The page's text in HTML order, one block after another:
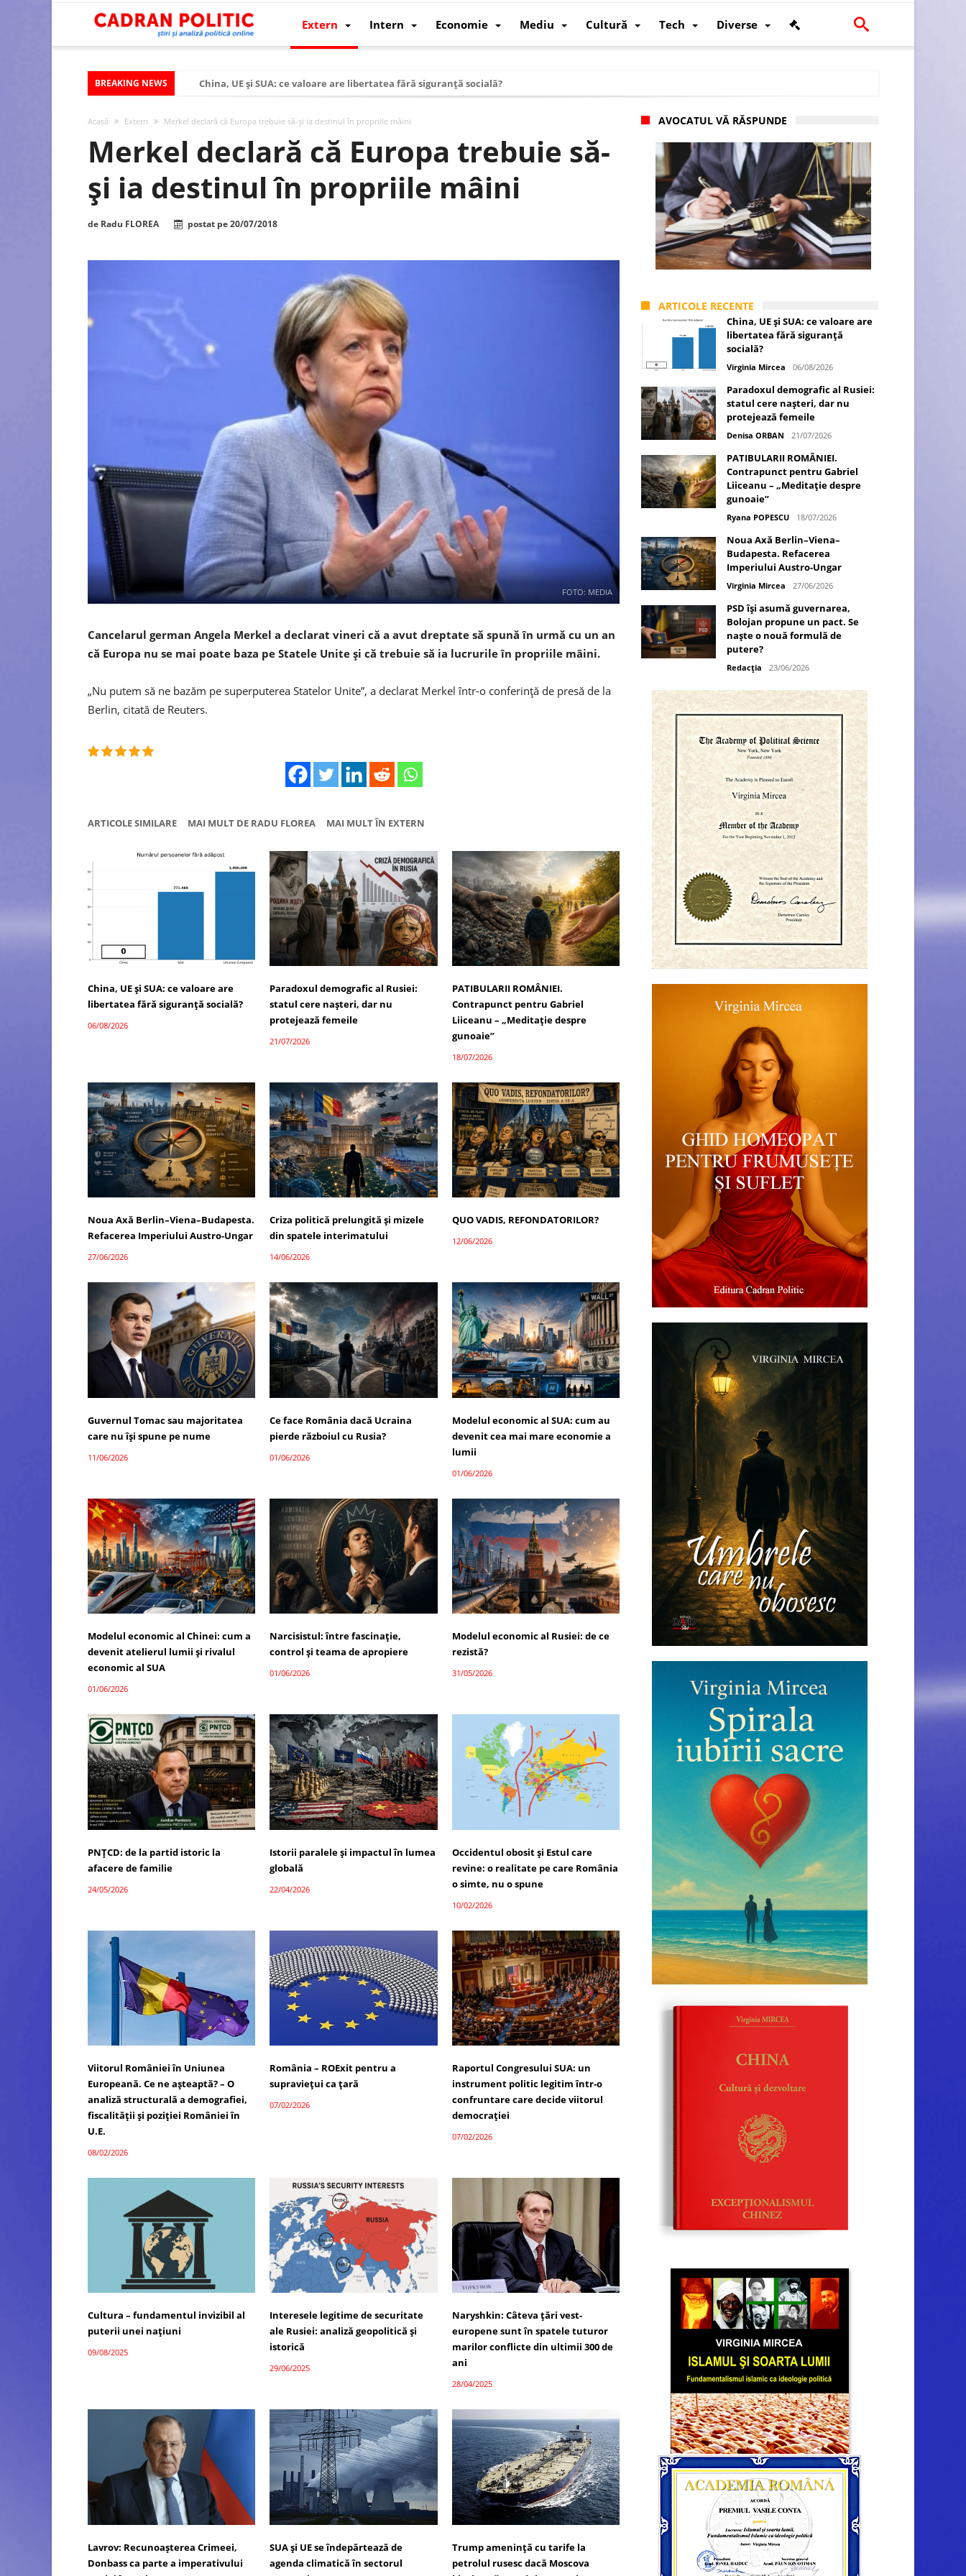
Extern Intern Economie Mediu Cultură Tech Diverse
BREAKING NEWS
China, UE și SUA: ce valoare are libertatea fără siguranță socială?
Modelul economic al Chinei: cum a devenit atelierul lumii și rivalul economic al SUA
Modelul economic al Rusiei: de ce rezistă?
Occidentul obosit și Estul care revine: o realitate pe care România o simte, nu o spune
Viitorul României în Uniunea Europeană. Ce ne așteaptă? – O analiză structurală a demografiei, fiscalității și poziției României în U.E.
Controlul minții prin nanoparticule
Huawei dezvoltă un nou cip AI pentru a înlocui Nvidia
Acasă Extern Merkel declară că Europa trebuie să-și ia destinul în propriile mâini
Merkel declară că Europa trebuie să-
și ia destinul în propriile mâini
de Radu FLOREA postat pe20/07/2018
FOTO: MEDIA
Cancelarul german Angela Merkel a declarat vineri că a avut dreptate să spună în urmă cu un an
că Europa nu se mai poate baza pe Statele Unite și că trebuie să ia lucrurile în propriile mâini.
„Nu putem să ne bazăm pe superputerea Statelor Unite”, a declarat Merkel într-o conferință de presă de la
Berlin, citată de Reuters.
ARTICOLE SIMILARE MAI MULT DE RADU FLOREA MAI MULT ÎN EXTERN
China, UE și SUA: ce valoare are
libertatea fără siguranță socială?
06/08/2026
Paradoxul demografic al Rusiei:
statul cere nașteri, dar nu
protejează femeile
21/07/2026
PATIBULARII ROMÂNIEI.
Contrapunct pentru Gabriel
Liiceanu – „Meditație despre
gunoaie”
18/07/2026
Noua Axă Berlin–Viena–Budapesta.
Refacerea Imperiului Austro-Ungar
27/06/2026
Criza politică prelungită și mizele
din spatele interimatului
14/06/2026
QUO VADIS, REFONDATORILOR?
12/06/2026
Guvernul Tomac sau majoritatea
care nu își spune pe nume
11/06/2026
Ce face România dacă Ucraina
pierde războiul cu Rusia?
01/06/2026
Modelul economic al SUA: cum au
devenit cea mai mare economie a
lumii
01/06/2026
Modelul economic al Chinei: cum a
devenit atelierul lumii și rivalul
economic al SUA
01/06/2026
Narcisistul: între fascinație,
control și teama de apropiere
01/06/2026
Modelul economic al Rusiei: de ce
rezistă?
31/05/2026
PNȚCD: de la partid istoric la
afacere de familie
24/05/2026
Istorii paralele și impactul în lumea
globală
22/04/2026
Occidentul obosit și Estul care
revine: o realitate pe care România
o simte, nu o spune
10/02/2026
Viitorul României în Uniunea
Europeană. Ce ne așteaptă? – O
analiză structurală a demografiei,
fiscalității și poziției României în
U.E.
08/02/2026
România – ROExit pentru a
supraviețui ca țară
07/02/2026
Raportul Congresului SUA: un
instrument politic legitim într-o
confruntare care decide viitorul
democrației
07/02/2026
Cultura – fundamentul invizibil al
puterii unei națiuni
09/08/2025
Interesele legitime de securitate
ale Rusiei: analiză geopolitică și
istorică
29/06/2025
Naryshkin: Câteva țări vest-
europene sunt în spatele tuturor
marilor conflicte din ultimii 300 de
ani
28/04/2025
Lavrov: Recunoașterea Crimeei,
Donbass ca parte a imperativului
SUA și UE se îndepărtează de
agenda climatică în sectorul
Trump amenință cu tarife la
petrolul rusesc dacă Moscova
AVOCATUL VĂ RĂSPUNDE
ARTICOLE RECENTE
China, UE și SUA: ce valoare are
libertatea fără siguranță
socială?
Virginia Mircea 06/08/2026
Paradoxul demografic al Rusiei:
statul cere nașteri, dar nu
protejează femeile
Denisa ORBAN 21/07/2026
PATIBULARII ROMÂNIEI.
Contrapunct pentru Gabriel
Liiceanu – „Meditație despre
gunoaie”
Ryana POPESCU 18/07/2026
Noua Axă Berlin–Viena–
Budapesta. Refacerea
Imperiului Austro-Ungar
Virginia Mircea 27/06/2026
PSD își asumă guvernarea,
Bolojan propune un pact. Se
naște o nouă formulă de
putere?
Redacția 23/06/2026